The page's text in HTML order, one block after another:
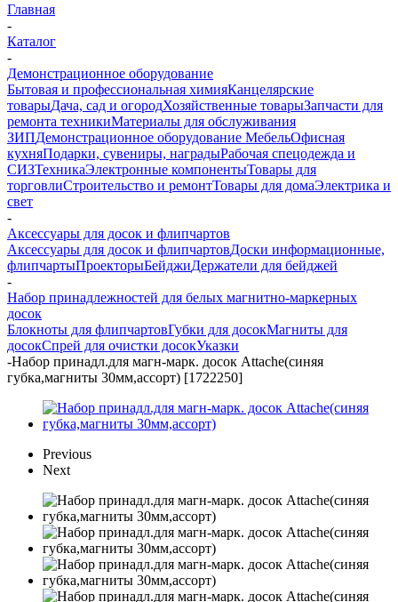
Главная
-
Каталог
-
Демонстрационное оборудование
Бытовая и профессиональная химияКанцелярские
товарыДача, сад и огородХозяйственные товарыЗапчасти для
ремонта техникиМатериалы для обслуживания
ЗИПДемонстрационное оборудование МебельОфисная
кухняПодарки, сувениры, наградыРабочая спецодежда и
СИЗТехникаЭлектронные компонентыТовары для
торговлиСтроительство и ремонтТовары для домаЭлектрика и
свет
-
Аксессуары для досок и флипчартов
Аксессуары для досок и флипчартовДоски информационные,
флипчартыПроекторыБейджиДержатели для бейджей
-
Набор принадлежностей для белых магнитно-маркерных
досок
Блокноты для флипчартовГубки для досокМагниты для
досокСпрей для очистки досокУказки
-Набор принадл.для магн-марк. досок Attache(синяя
губка,магниты 30мм,ассорт) [1722250]
Previous
Next